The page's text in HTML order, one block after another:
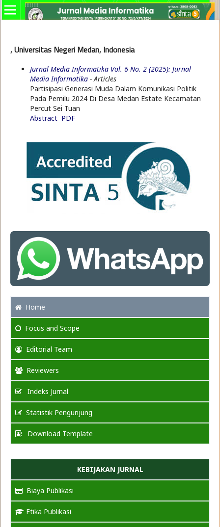
, Universitas Negeri Medan, Indonesia
Jurnal Media Informatika Vol. 6 No. 2 (2025): Jurnal
Media Informatika - Articles
Partisipasi Generasi Muda Dalam Komunikasi Politik
Pada Pemilu 2024 Di Desa Medan Estate Kecamatan
Percut Sei Tuan
Abstract PDF
Home
Focus and Scope
Editorial Team
Reviewers
Indeks Jurnal
Statistik Pengunjung
Download Template
KEBIJAKAN JURNAL
Biaya Publikasi
Etika Publikasi